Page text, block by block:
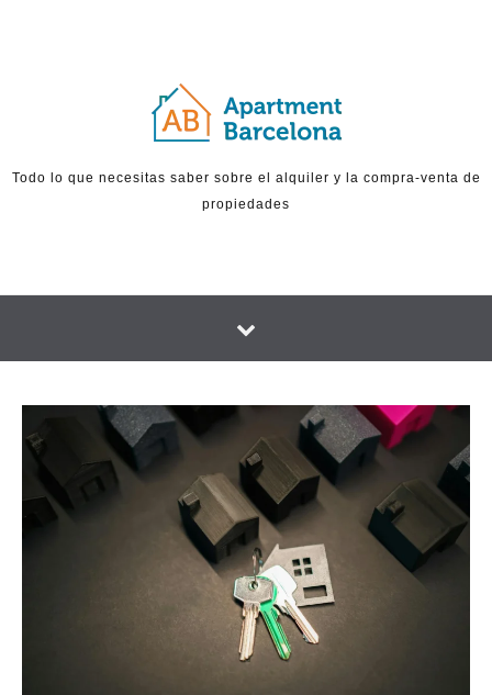
Todo lo que necesitas saber sobre el alquiler y la compra-venta de
propiedades